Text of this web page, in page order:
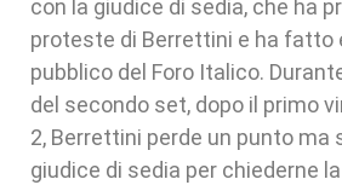
con la giudice di sedia, che ha
proteste di Berrettini e ha fatto
pubblico del Foro Italico.
del secondo set, dopo il primo
2, Berrettini perde un punto ma
giudice di sedia per chiederne